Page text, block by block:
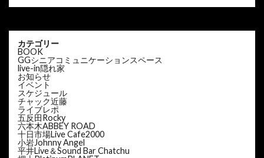
カテゴリー
BOOK
GGシニアコミュニケーションスペース
live-in隠れ家
お知らせ
イベント
スケジュール
チャック近藤
ライブレポ
五反田Rocky
六本木ABBEY ROAD
十日市場Live Cafe2000
小岩Johnny Angel
平井Live＆Sound Bar Chatchu